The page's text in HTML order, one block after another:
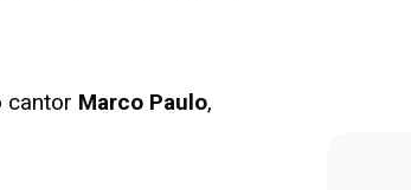
cantor Marco Paulo,